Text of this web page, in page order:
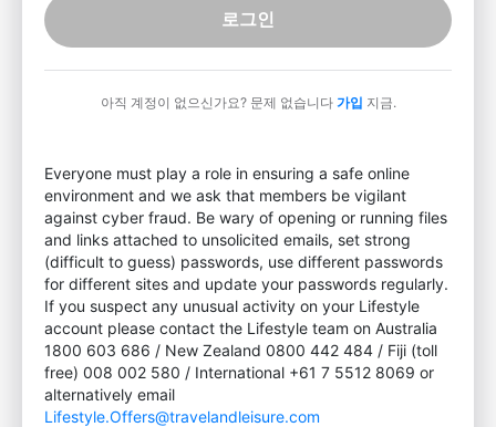
로그인
아직 계정이 없으신가요? 문제 없습니다 가입 지금.
Everyone must play a role in ensuring a safe online
environment and we ask that members be vigilant
against cyber fraud. Be wary of opening or running files
and links attached to unsolicited emails, set strong
(difficult to guess) passwords, use different passwords
for different sites and update your passwords regularly.
If you suspect any unusual activity on your Lifestyle
account please contact the Lifestyle team on Australia
1800 603 686 / New Zealand 0800 442 484 / Fiji (toll
free) 008 002 580 / International +61 7 5512 8069 or
alternatively email
Lifestyle.Offers@travelandleisure.com